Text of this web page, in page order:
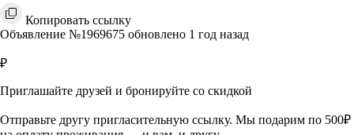
Копировать ссылку
Объявление №1969675 обновлено 1 год назад
₽
Приглашайте друзей и бронируйте со скидкой
Отправьте другу пригласительную ссылку. Мы подарим по 500₽